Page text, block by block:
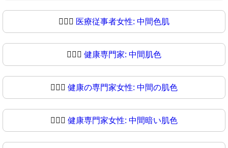
👩🏼‍⚕ 医療従事者女性: 中間色肌
👩🏽‍⚕️ 健康専門家: 中間肌色
👩🏽‍⚕ 健康の専門家女性: 中間の肌色
👩🏾‍⚕️ 健康専門家女性: 中間暗い肌色